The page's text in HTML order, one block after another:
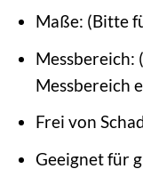
Maße: (Bitte
Messbereich:
Messbereich
Frei von
Geeignet für